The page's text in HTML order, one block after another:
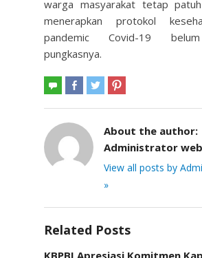
warga masyarakat tetap
menerapkan protokol
pandemic Covid-19
pungkasnya.
About the author:
Administrator web
View all posts by
»
Related Posts
KBPBI Apresiasi Komitmen